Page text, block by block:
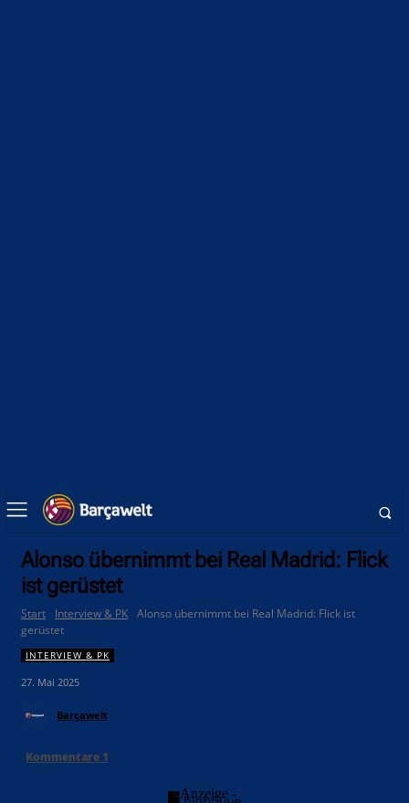
Alonso übernimmt bei Real Madrid: Flick
ist gerüstet
Start Interview & PK Alonso übernimmt bei Real Madrid: Flick ist
gerüstet
INTERVIEW & PK
27. Mai 2025
Barçawelt
Kommentare 1
- Anzeige -